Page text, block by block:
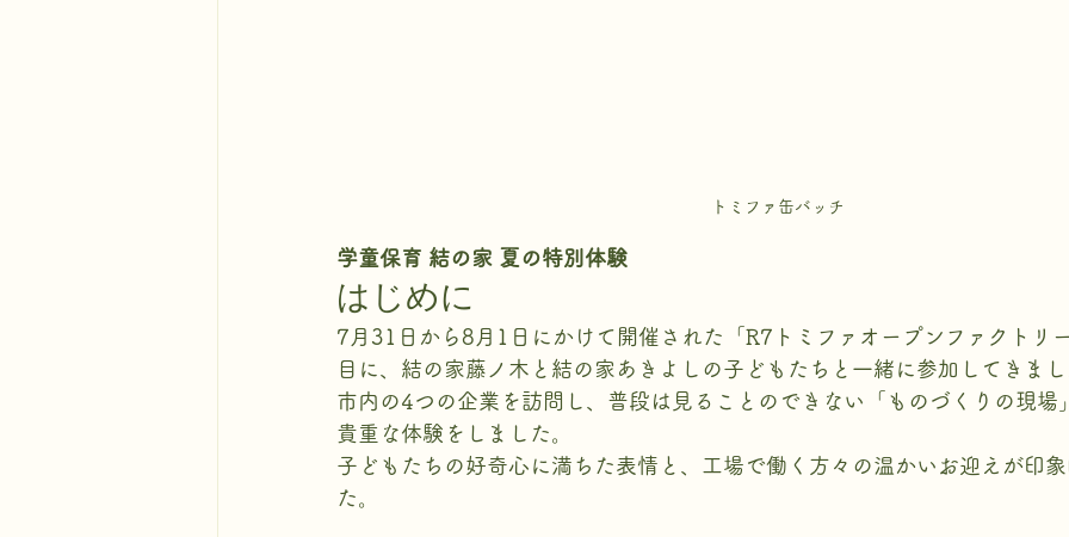
トミファ缶バッチ
学童保育 結の家 夏の特別体験
はじめに
7月31日から8月1日にかけて開催された「R7トミファオープンファクトリ
目に、結の家藤ノ木と結の家あきよしの子どもたちと一緒に参加してきま
市内の4つの企業を訪問し、普段は見ることのできない「ものづくりの現場
貴重な体験をしました。
子どもたちの好奇心に満ちた表情と、工場で働く方々の温かいお迎えが印象
た。